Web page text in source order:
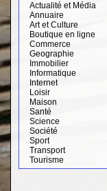
Actualité et Média
Annuaire
Art et Culture
Boutique en ligne
Commerce
Geographie
Immobilier
Informatique
Internet
Loisir
Maison
Santé
Science
Société
Sport
Transport
Tourisme